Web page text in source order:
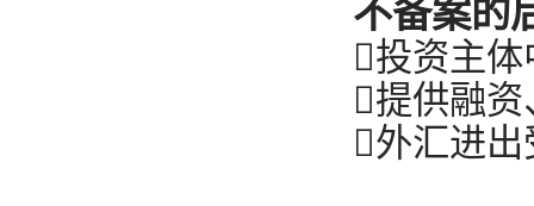
不备案的
投资主
提供融
外汇进出